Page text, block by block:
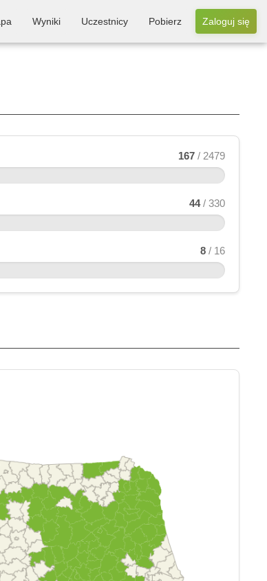
Wyniki Uczestnicy Pobierz Zaloguj się
167 / 2479
44 / 330
8 / 16